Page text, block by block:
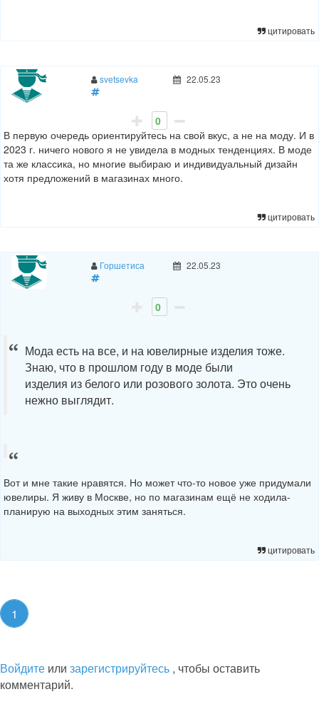
цитировать
svetsevka 22.05.23
0
В первую очередь ориентируйтесь на свой вкус, а не на моду. И в
2023 г. ничего нового я не увидела в модных тенденциях. В моде
та же классика, но многие выбираю и индивидуальный дизайн
хотя предложений в магазинах много.
цитировать
Горшетиса 22.05.23
0
Мода есть на все, и на ювелирные изделия тоже.
Знаю, что в прошлом году в моде были
изделия из белого или розового золота. Это очень
нежно выглядит.
Вот и мне такие нравятся. Но может что-то новое уже придумали
ювелиры. Я живу в Москве, но по магазинам ещё не ходила-
планирую на выходных этим заняться.
цитировать
1
Войдите или зарегистрируйтесь , чтобы оставить
комментарий.